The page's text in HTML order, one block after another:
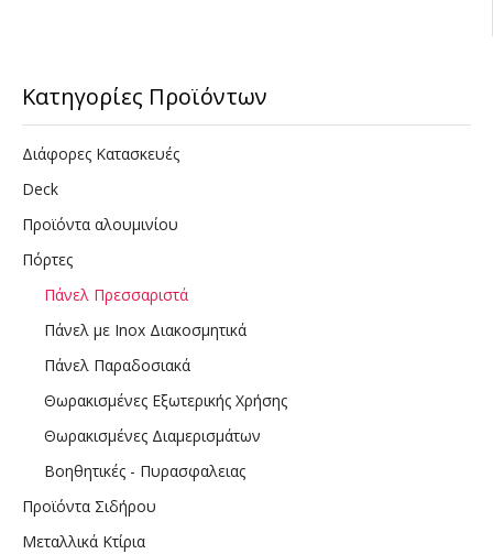
Κατηγορίες Προϊόντων
Διάφορες Κατασκευές
Deck
Προϊόντα αλουμινίου
Πόρτες
Πάνελ Πρεσσαριστά
Πάνελ με Inox Διακοσμητικά
Πάνελ Παραδοσιακά
Θωρακισμένες Εξωτερικής Χρήσης
Θωρακισμένες Διαμερισμάτων
Βοηθητικές - Πυρασφαλειας
Προϊόντα Σιδήρου
Μεταλλικά Κτίρια